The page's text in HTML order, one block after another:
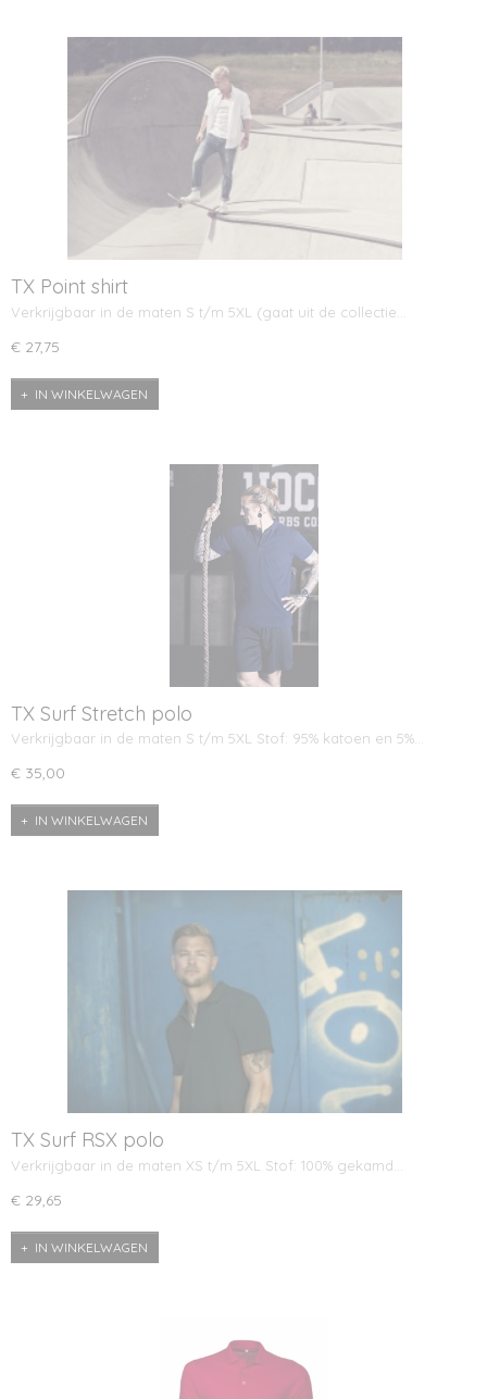
TX Point shirt
Verkrijgbaar in de maten S t/m 5XL (gaat uit de collectie…
€ 27,75
IN WINKELWAGEN
TX Surf Stretch polo
Verkrijgbaar in de maten S t/m 5XL Stof: 95% katoen en 5%…
€ 35,00
IN WINKELWAGEN
TX Surf RSX polo
Verkrijgbaar in de maten XS t/m 5XL Stof: 100% gekamd…
€ 29,65
IN WINKELWAGEN